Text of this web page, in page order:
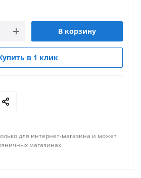
В корзину
в 1 клик
для интернет-магазина и может
магазинах